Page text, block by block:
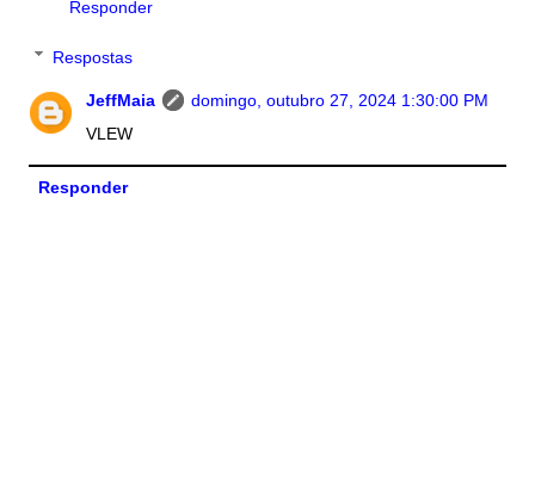
Responder
Respostas
JeffMaia
domingo, outubro 27, 2024 1:30:00 PM
VLEW
Responder